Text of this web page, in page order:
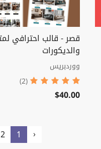
قصر - قالب احترافي
والديكورات
ووردبريس
(2)
$40.00
‹
1
2